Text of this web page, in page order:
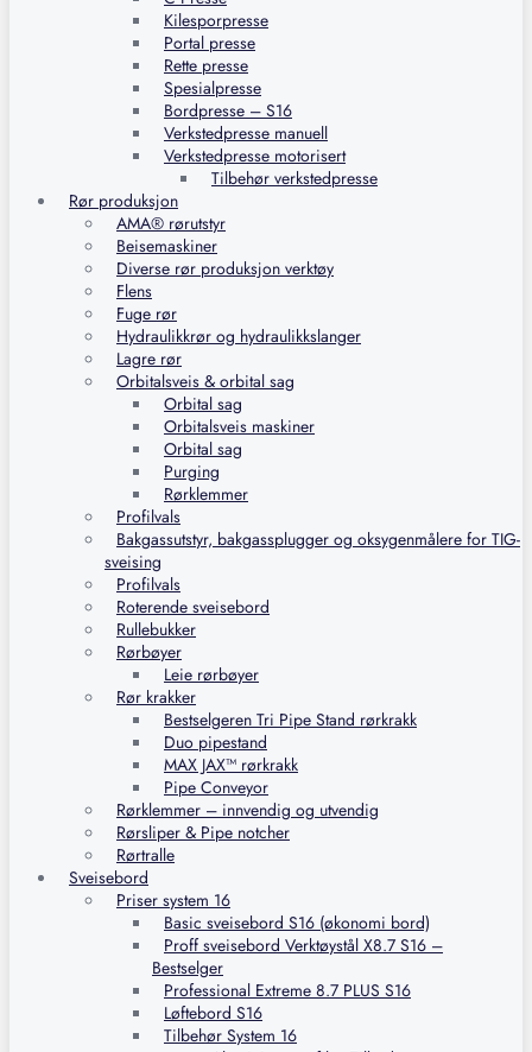
Kilesporpresse
Portal presse
Rette presse
Spesialpresse
Bordpresse – S16
Verkstedpresse manuell
Verkstedpresse motorisert
Tilbehør verkstedpresse
Rør produksjon
AMA® rørutstyr
Beisemaskiner
Diverse rør produksjon verktøy
Flens
Fuge rør
Hydraulikkrør og hydraulikkslanger
Lagre rør
Orbitalsveis & orbital sag
Orbital sag
Orbitalsveis maskiner
Orbital sag
Purging
Rørklemmer
Profilvals
Bakgassutstyr, bakgassplugger og oksygenmålere for TIG-
sveising
Profilvals
Roterende sveisebord
Rullebukker
Rørbøyer
Leie rørbøyer
Rør krakker
Bestselgeren Tri Pipe Stand rørkrakk
Duo pipestand
MAX JAX™ rørkrakk
Pipe Conveyor
Rørklemmer – innvendig og utvendig
Rørsliper & Pipe notcher
Rørtralle
Sveisebord
Priser system 16
Basic sveisebord S16 (økonomi bord)
Proff sveisebord Verktøystål X8.7 S16 –
Bestselger
Professional Extreme 8.7 PLUS S16
Løftebord S16
Tilbehør System 16